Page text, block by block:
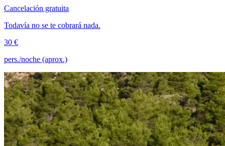
Cancelación gratuita
Todavía no se te cobrará nada.
30 €
pers./noche (aprox.)